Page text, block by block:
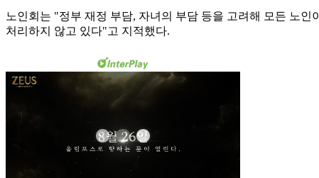
노인회는 "정부 재정 부담, 자녀의 부담 등을 고려해 모든 노
처리하지 않고 있다"고 지적했다.